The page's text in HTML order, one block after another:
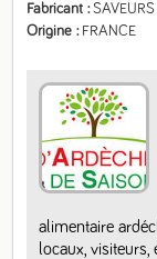
Fabricant
Origine
FRANCE
alimentaire
locaux,